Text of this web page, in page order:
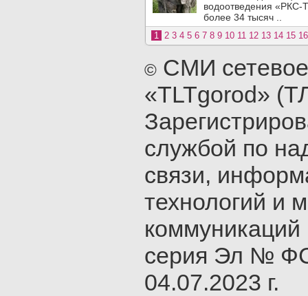
водоотведения «РКС-
более 34 тысяч ..
1 2 3 4 5 6 7 8 9 10 11 12 13 14 15 16
© СМИ
«TLTgorod»
службой по
связи,
технологий и
серия Эл №
04.07.2023 г.